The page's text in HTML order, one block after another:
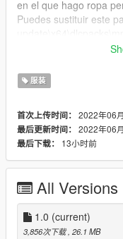
en el que hago ropa
Puedes sustituir este
---------------Sorry for
服装
首次上传时间： 2022年06
最后更新时间： 2022年06
最后下载：
13小时前
All Versions
1.0 (current)
3,856次下载, 26.1 MB